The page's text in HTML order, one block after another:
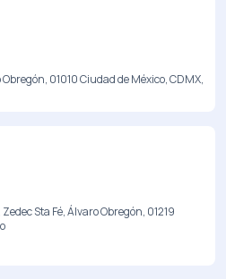
01010 Ciudad de México, CDMX,
Sta Fé, Álvaro Obregón, 01219